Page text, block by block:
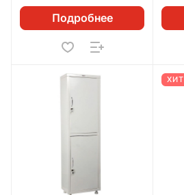
Подробнее
ХИТ